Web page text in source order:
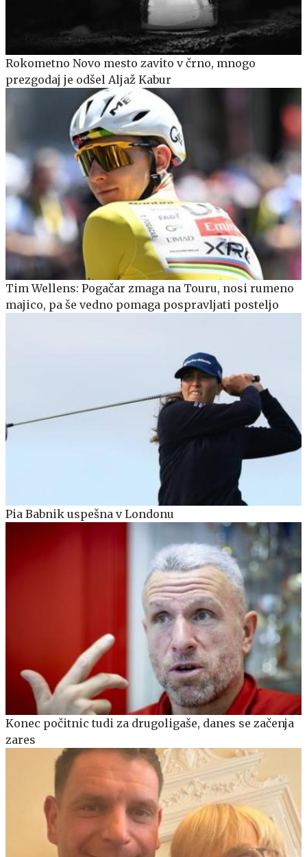
Rokometno Novo mesto zavito v črno, mnogo
prezgodaj je odšel Aljaž Kabur
Tim Wellens: Pogačar zmaga na Touru, nosi rumeno
majico, pa še vedno pomaga pospravljati posteljo
Pia Babnik uspešna v Londonu
Konec počitnic tudi za drugoligaše, danes se začenja
zares